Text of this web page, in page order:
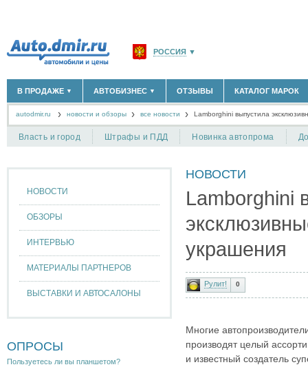
РОССИЯ ▼
САНКТ-ПЕТЕРБУРГ И ОБЛАСТЬ(14298)
КРАСНОДАРСКИЙ КРАЙ(5619)
КРЫМ РЕСПУБЛИКА(412)
В ПРОДАЖЕ ▼
НОВЫЕ АВТОМОБИЛИ(30122)
АВТОМОБИЛИ С ПРОБЕГОМ
АВТОБИЗНЕС ▼
ОФИЦИАЛЬНЫЕ ДИЛЕРЫ(1347)
ТАКСИ(278)
+ ДОБАВИТЬ КОМПАНИЮ
ОТЗЫВЫ КАТАЛОГ МАРОК
autodmir.ru новости и обзоры все новости Lamborghini выпустила
Власть и город Штрафы и ПДД Новинка автопрома
НОВОСТИ
ОБЗОРЫ
ИНТЕРВЬЮ
МАТЕРИАЛЫ ПАРТНЕРОВ
ВЫСТАВКИ И АВТОСАЛОНЫ
ОПРОСЫ
Пользуетесь ли вы планшетом?
НОВОСТИ
Lamborghini
украшения
Рулит! 0
Многие
производят целый
и известный создатель